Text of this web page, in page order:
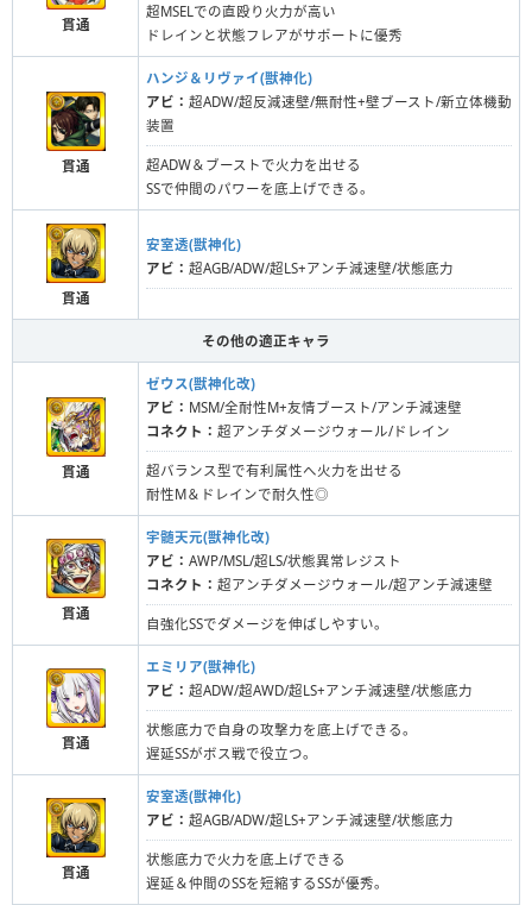
貫通
超MSELでの直殴り火力が高い
ドレインと状態フレアがサポートに優秀
貫通
ハンジ＆リヴァイ(獣神化)
アビ： 超ADW/超反減速壁/無耐性+壁ブースト/新立体機動
装置
超ADW＆ブーストで火力を出せる
SSで仲間のパワーを底上げできる。
貫通
安室透(獣神化)
アビ： 超AGB/ADW/超LS+アンチ減速壁/状態底力
その他の適正キャラ
貫通
ゼウス(獣神化改)
アビ： MSM/全耐性M+友情ブースト/アンチ減速壁
コネクト： 超アンチダメージウォール/ドレイン
超バランス型で有利属性へ火力を出せる
耐性M＆ドレインで耐久性◎
貫通
宇髄天元(獣神化改)
アビ： AWP/MSL/超LS/状態異常レジスト
コネクト： 超アンチダメージウォール/超アンチ減速壁
自強化SSでダメージを伸ばしやすい。
貫通
エミリア(獣神化)
アビ： 超ADW/超AWD/超LS+アンチ減速壁/状態底力
状態底力で自身の攻撃力を底上げできる。
遅延SSがボス戦で役立つ。
貫通
安室透(獣神化)
アビ： 超AGB/ADW/超LS+アンチ減速壁/状態底力
状態底力で火力を底上げできる
遅延＆仲間のSSを短縮するSSが優秀。